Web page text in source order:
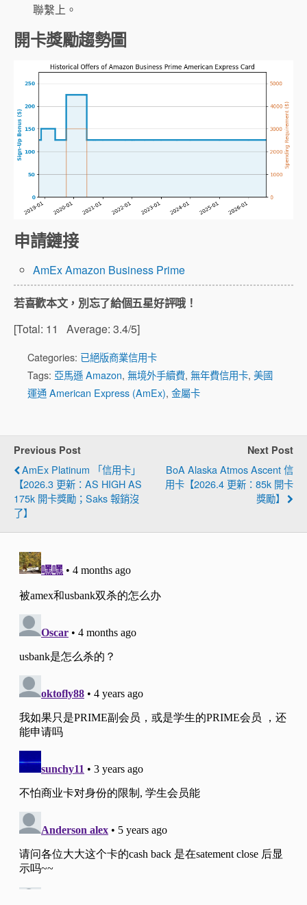
聯繫上。
開卡獎勵趨勢圖
申請鏈接
AmEx Amazon Business Prime
若喜歡本文，別忘了給個五星好評哦！
[Total: 11 Average: 3.4/5]
Categories: 已絕版商業信用卡
Tags: 亞馬遜 Amazon, 無境外手續費, 無年費信用卡, 美國
運通 American Express (AmEx), 金屬卡
Previous Post
AmEx Platinum 「信用卡」
【2026.3 更新：AS HIGH AS
175k 開卡獎勵；Saks 報銷沒
了】
Next Post
BoA Alaska Atmos Ascent 信
用卡【2026.4 更新：85k 開卡
獎勵】